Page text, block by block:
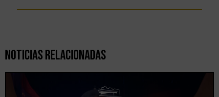
Noticias Relacionadas